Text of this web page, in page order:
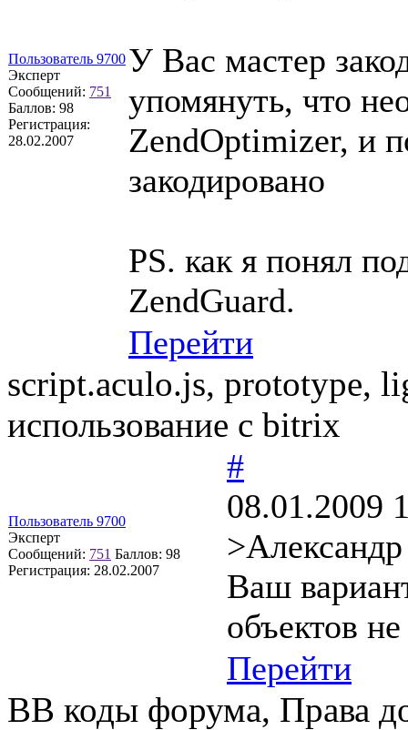
Пользователь 9700
Эксперт
Сообщений: 751
Баллов: 98
Регистрация:
28.02.2007
У Вас мастер
упомянуть, что
ZendOptimizer, и
закодировано
PS. как я понял
ZendGuard.
Перейти
script.aculo.js, prototype,
использование с bitrix
Пользователь 9700
Эксперт
Сообщений: 751 Баллов: 98
Регистрация: 28.02.2007
#
08.01.2009
Ваш
объектов
Перейти
BB коды форума, Права